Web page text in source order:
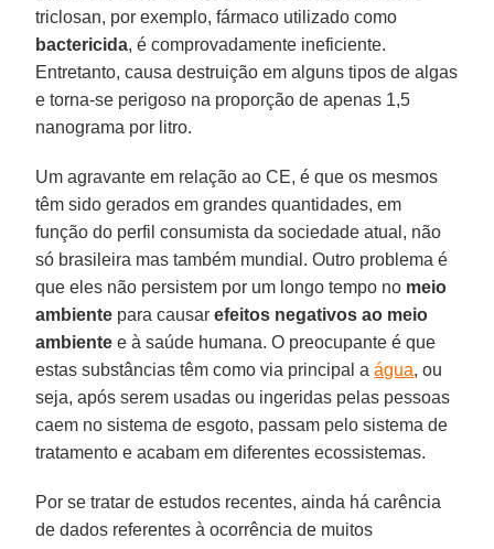
triclosan, por exemplo, fármaco utilizado como
bactericida, é comprovadamente ineficiente.
Entretanto, causa destruição em alguns tipos de algas
e torna-se perigoso na proporção de apenas 1,5
nanograma por litro.
Um agravante em relação ao CE, é que os mesmos
têm sido gerados em grandes quantidades, em
função do perfil consumista da sociedade atual, não
só brasileira mas também mundial. Outro problema é
que eles não persistem por um longo tempo no meio
ambiente para causarefeitos negativos ao meio
ambiente e à saúde humana. O preocupante é que
estas substâncias têm como via principal aágua, ou
seja, após serem usadas ou ingeridas pelas pessoas
caem no sistema de esgoto, passam pelo sistema de
tratamento e acabam em diferentes ecossistemas.
Por se tratar de estudos recentes, ainda há carência
de dados referentes à ocorrência de muitos